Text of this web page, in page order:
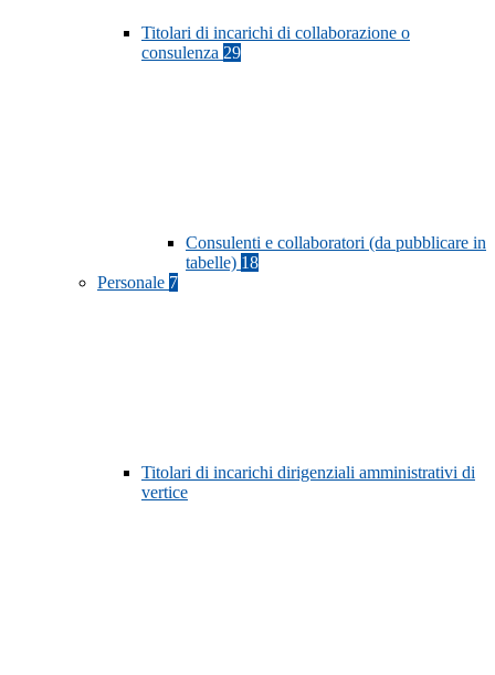
Titolari di incarichi di collaborazione o
consulenza 29
Consulenti e collaboratori (da pubblicare in
tabelle) 18
Personale 7
Titolari di incarichi dirigenziali amministrativi di
vertice